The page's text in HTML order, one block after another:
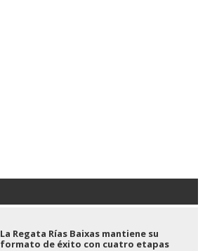
La Regata Rías Baixas mantiene su
formato de éxito con cuatro etapas